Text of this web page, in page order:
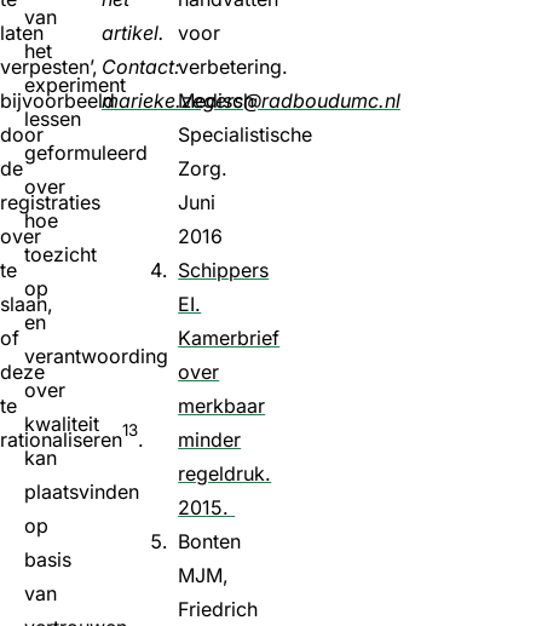
laten
verpesten’,
bijvoorbeeld
door
de
registraties
over
te
slaan,
of
deze
te
rationaliseren13.
van
het
experiment
lessen
geformuleerd
over
hoe
toezicht
op
en
verantwoording
over
kwaliteit
kan
plaatsvinden
op
basis
van
artikel.
Contact:
marieke.zegers@radboudumc.nl
voor
verbetering.
Medisch
Specialistische
Zorg.
Juni
2016
Schippers
EI.
Kamerbrief
over
merkbaar
minder
regeldruk.
2015.
Bonten
MJM,
Friedrich